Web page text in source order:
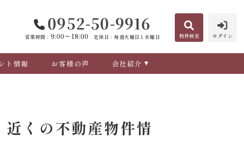
0952-50-9916
営業時間： 9:00〜18:00 定休日：毎週火曜日と水曜日 物件検索 ログイン
ト情報 お客様の声 会社紹介
くの不動産物件情